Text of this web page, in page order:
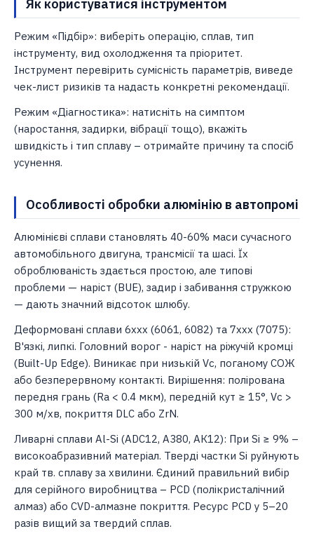
Як користуватися інструментом
Режим «Підбір»: виберіть операцію, сплав, тип
інструменту, вид охолодження та пріоритет.
Інструмент перевірить сумісність параметрів, виведе
чек-лист ризиків та надасть конкретні рекомендації.
Режим «Діагностика»: натисніть на симптом
(наростання, задирки, вібрації тощо), вкажіть
швидкість і тип сплаву – отримайте причину та спосіб
усунення.
Особливості обробки алюмінію в автопромі
Алюмінієві сплави становлять 40-60% маси сучасного
автомобільного двигуна, трансмісії та шасі. Їх
оброблюваність здається простою, але типові
проблеми — наріст (BUE), задир і забивання стружкою
— дають значний відсоток шлюбу.
Деформовані сплави 6xxx (6061, 6082) та 7xxx (7075):
В'язкі, липкі. Головний ворог - наріст на ріжучій кромці
(Built-Up Edge). Виникає при низькій Vc, поганому СОЖ
або безперервному контакті. Вирішення: полірована
передня грань (Ra < 0.4 мкм), передній кут ≥ 15°, Vc >
300 м/хв, покриття DLC або ZrN.
Ливарні сплави Al-Si (ADC12, A380, АК12): При Si ≥ 9% –
високоабразивний матеріал. Тверді частки Si руйнують
край тв. сплаву за хвилини. Єдиний правильний вибір
для серійного виробництва – PCD (полікристалічний
алмаз) або CVD-алмазне покриття. Ресурс PCD у 5–20
разів вищий за твердий сплав.